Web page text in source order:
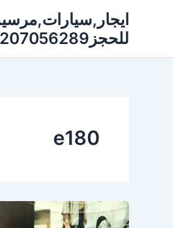
للحجز01207056289
e180